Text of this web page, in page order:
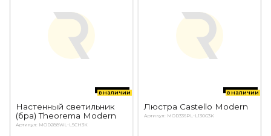
в наличии
Настенный светильник
(бра) Theorema Modern
Артикул: MOD288WL-L5CH3K
в наличии
Люстра Castello Modern
Артикул: MOD336PL-L130G3K